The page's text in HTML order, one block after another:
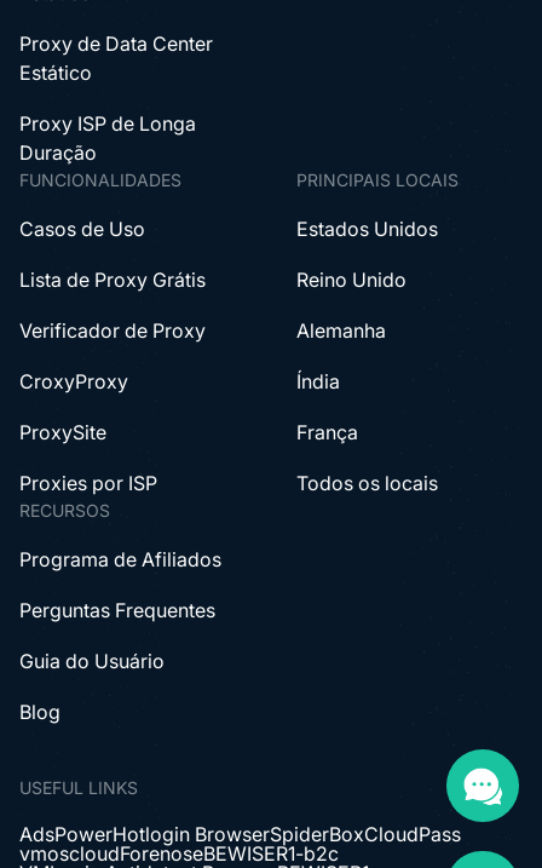
Proxy de Data Center
Estático
Proxy ISP de Longa
Duração
FUNCIONALIDADES
Casos de Uso
Lista de Proxy Grátis
Verificador de Proxy
CroxyProxy
ProxySite
Proxies por ISP
PRINCIPAIS LOCAIS
Estados Unidos
Reino Unido
Alemanha
Índia
França
Todos os locais
RECURSOS
Programa de Afiliados
Perguntas Frequentes
Guia do Usuário
Blog
USEFUL LINKS
AdsPowerHotlogin BrowserSpiderBoxCloudPass
vmoscloudForenoseBEWISER1-b2c